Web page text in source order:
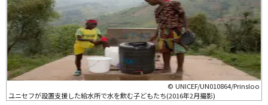
© UNICEF/UN010864/Prinsloo
ユニセフが設置支援した給水所で水を飲む子どもたち(2016年2月撮影)